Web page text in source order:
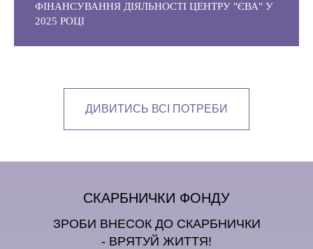
ФІНАНСУВАННЯ ДІЯЛЬНОСТІ ЦЕНТРУ "ЄВА" У
2025 РОЦІ
ДИВИТИСЬ ВСІ ПОТРЕБИ
СКАРБНИЧКИ ФОНДУ
ЗРОБИ ВНЕСОК ДО СКАРБНИЧКИ
- ВРЯТУЙ ЖИТТЯ!